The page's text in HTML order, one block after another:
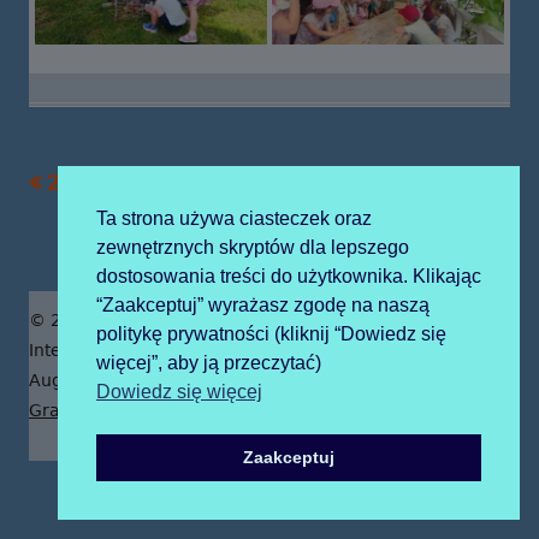
Nawigacja
wpisu
Poprzedni
artykół
2024-06-14 mokis
akrobatyka
Zawartość
stopki
© 2019 Publiczne Przedszkole z Oddziałami
Integracyjnymi prowadzone przez Zgromadzenie Sióstr
Augustianek
Grafika tła z pngtree.com
Ta strona używa ciasteczek oraz
zewnętrznych skryptów dla lepszego
dostosowania treści do użytkownika. Klikając
“Zaakceptuj” wyrażasz zgodę na naszą
politykę prywatności (kliknij “Dowiedz się
więcej”, aby ją przeczytać)
Dowiedz się więcej
Zaakceptuj